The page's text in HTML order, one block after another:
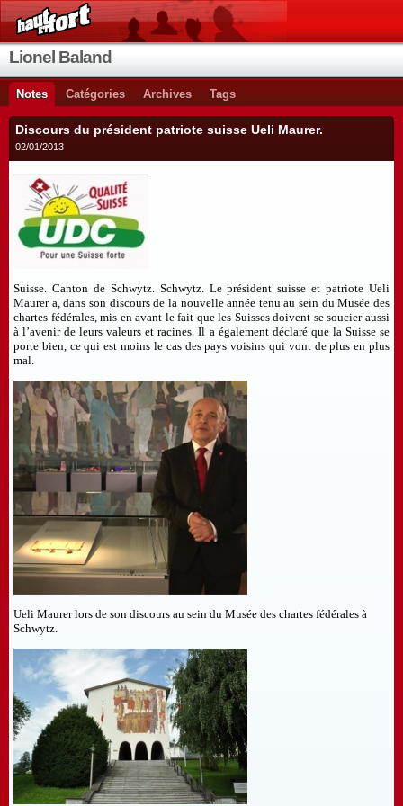
Lionel Baland
Notes Catégories Archives Tags
Discours du président patriote suisse Ueli Maurer.
02/01/2013
Suisse. Canton de Schwytz. Schwytz. Le président suisse et patriote Ueli
Maurer a, dans son discours de la nouvelle année tenu au sein du Musée des
chartes fédérales, mis en avant le fait que les Suisses doivent se soucier aussi
à l’avenir de leurs valeurs et racines. Il a également déclaré que la Suisse se
porte bien, ce qui est moins le cas des pays voisins qui vont de plus en plus
mal.
Ueli Maurer lors de son discours au sein du Musée des chartes fédérales à
Schwytz.